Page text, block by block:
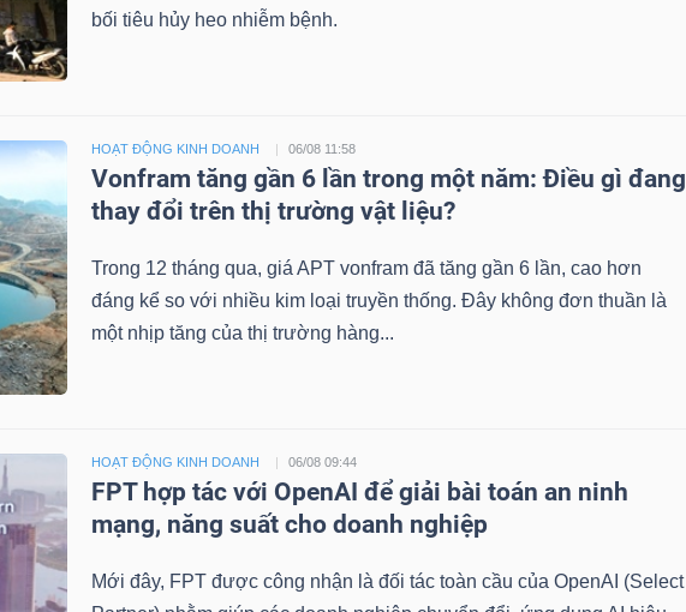
bối tiêu hủy heo nhiễm bệnh.
HOẠT ĐỘNG KINH DOANH 06/08 11:58
Vonfram tăng gần 6 lần trong một năm: Điều gì đang
thay đổi trên thị trường vật liệu?
Trong 12 tháng qua, giá APT vonfram đã tăng gần 6 lần, cao hơn
đáng kể so với nhiều kim loại truyền thống. Đây không đơn thuần là
một nhịp tăng của thị trường hàng...
HOẠT ĐỘNG KINH DOANH 06/08 09:44
FPT hợp tác với OpenAI để giải bài toán an ninh
mạng, năng suất cho doanh nghiệp
Mới đây, FPT được công nhận là đối tác toàn cầu của OpenAI (Select